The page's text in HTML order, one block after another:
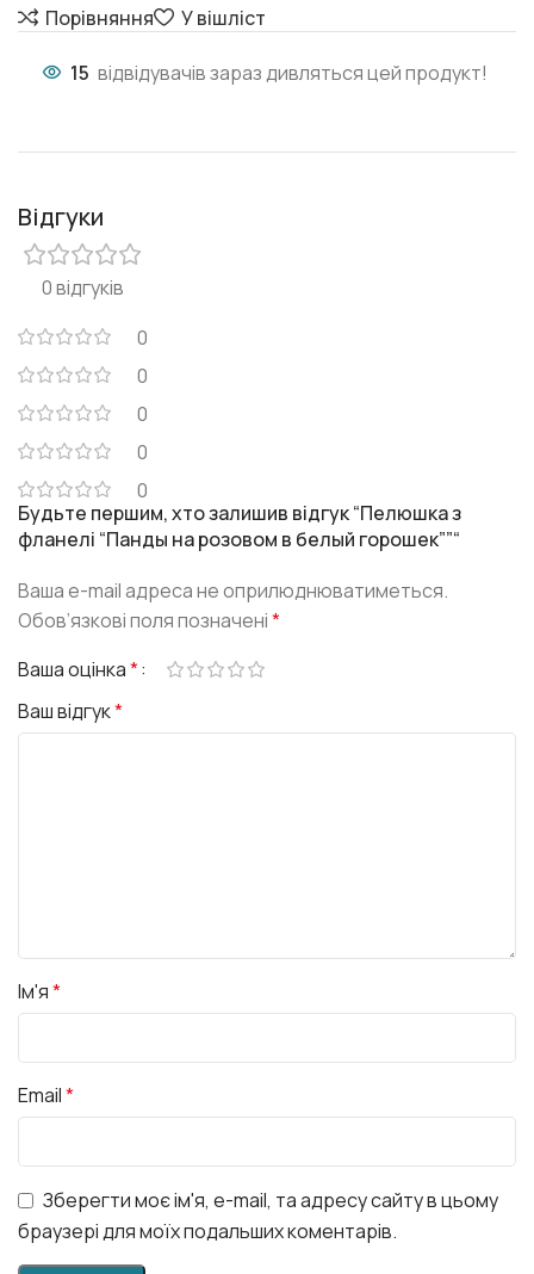
Порівняння
У вішліст
15 відвідувачів зараз дивляться цей продукт!
Відгуки
0 відгуків
0
0
0
0
0
Будьте першим, хто залишив відгук “Пелюшка з
фланелі “Панды на розовом в белый горошек””“
Ваша e-mail адреса не оприлюднюватиметься.
Обов’язкові поля позначені*
Ваша оцінка*
Ваш відгук*
Ім'я*
Email*
Зберегти моє ім'я, e-mail, та адресу сайту в цьому
браузері для моїх подальших коментарів.